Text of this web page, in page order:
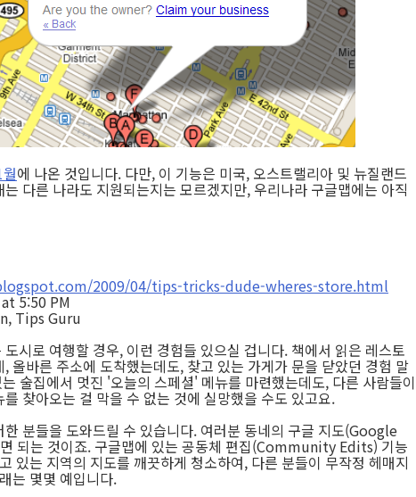
에 나온 것입니다. 다만, 이 기능은 미국, 오스트랠리아 및 뉴질랜드
다른 나라도 지원되는지는 모르겠지만, 우리나라 구글맵에는 아직
2009/04/tips-tricks-dude-wheres-store.html
5:50 PM
Tips Guru
시로 여행할 경우, 이런 경험들 있으실 겁니다. 책에서 읽은 레스토
올바른 주소에 도착했는데도, 찾고 있는 가게가 문을 닫았던 경험 말
술집에서 멋진 '오늘의 스페셜' 메뉴를 마련했는데도, 다른 사람들이
찾아오는 걸 막을 수 없는 것에 실망했을 수도 있고요.
한 분들을 도와드릴 수 있습니다. 여러분 동네의 구글 지도(Google
되는 것이죠. 구글맵에 있는 공동체 편집(Community Edits) 기능
있는 지역의 지도를 깨끗하게 청소하여, 다른 분들이 무작정 헤매지
는 몇몇 예입니다.